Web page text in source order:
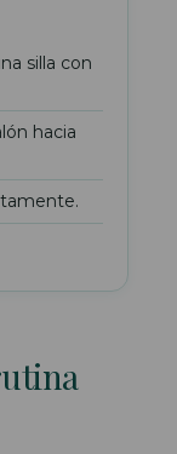
silla con
hacia